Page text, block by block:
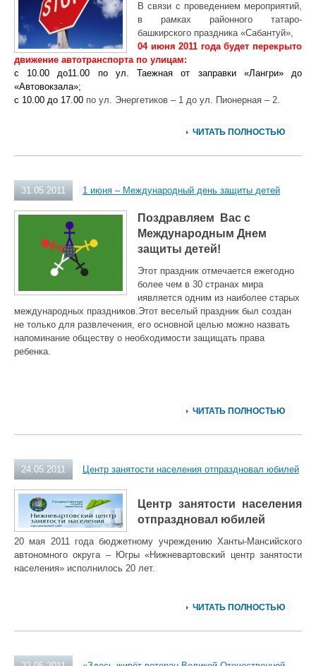
В связи с проведением мероприятий,
в рамках районного татаро-
башкирского праздника «Сабантуй»,
04 июня 2011 года будет перекрыто
движение автотранспорта по улицам:
с 10.00 до11.00 по ул. Таежная от заправки «Лангри» до
«Автовокзала»;
с 10.00 до 17.00 по ул. Энергетиков – 1 до ул. Пионерная – 2.
ЧИТАТЬ ПОЛНОСТЬЮ
31.05.2011 1 июня – Международный день защиты детей
Поздравляем Вас с
Международным Днем
защиты детей!
Этот праздник отмечается ежегодно
более чем в 30 странах мира
иявляется одним из наиболее старых
международных праздников.Этот веселый праздник был создан
не только для развлечения, его основной целью можно назвать
напоминание обществу о необходимости защищать права
ребенка.
ЧИТАТЬ ПОЛНОСТЬЮ
24.05.2011 Центр занятости населения отпраздновал юбилей
Центр занятости населения
отпраздновал юбилей
20 мая 2011 года бюджетному учреждению Ханты-Мансийского
автономного округа – Югры «Нижневартовский центр занятости
населения» исполнилось 20 лет.
ЧИТАТЬ ПОЛНОСТЬЮ